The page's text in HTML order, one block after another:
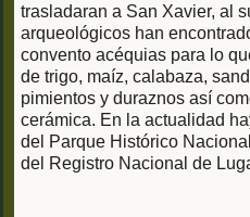
trasladaran a San Xavier, al
arqueológicos han
convento acéquias para lo
de trigo, maíz, calabaza,
pimientos y duraznos así
cerámica. En la actualidad
del Parque Histórico
del Registro Nacional de